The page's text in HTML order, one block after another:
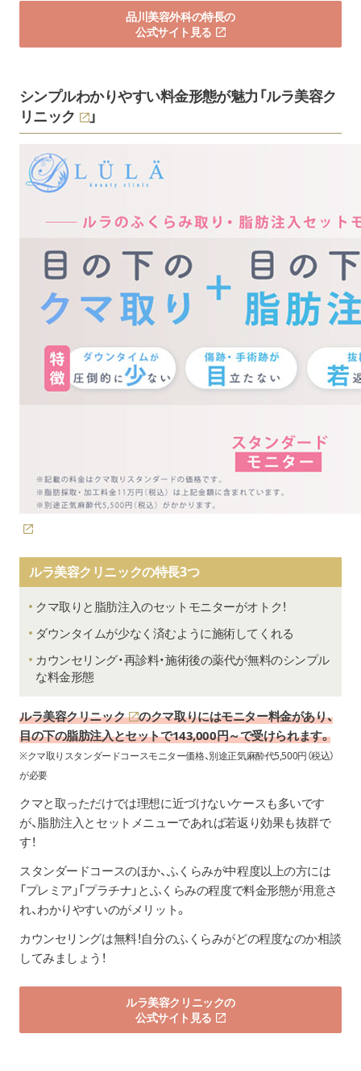
品川美容外科の特長の
公式サイト見る
シンプルわかりやすい料金形態が魅力「ルラ美容ク
リニック
」
ルラ美容クリニックの特長3つ
クマ取りと脂肪注入のセットモニターがオトク！
ダウンタイムが少なく済むように施術してくれる
カウンセリング・再診料・施術後の薬代が無料のシンプル
な料金形態
ルラ美容クリニック
のクマ取りにはモニター料金があり、
目の下の脂肪注入とセットで143,000円～で受けられます。
※クマ取りスタンダードコースモニター価格、別途正気麻酔代5,500円（税込）
が必要
クマと取っただけでは理想に近づけないケースも多いです
が、脂肪注入とセットメニューであれば若返り効果も抜群で
す！
スタンダードコースのほか、ふくらみが中程度以上の方には
「プレミア」「プラチナ」とふくらみの程度で料金形態が用意さ
れ、わかりやすいのがメリット。
カウンセリングは無料！自分のふくらみがどの程度なのか相談
してみましょう！
ルラ美容クリニックの
公式サイト見る